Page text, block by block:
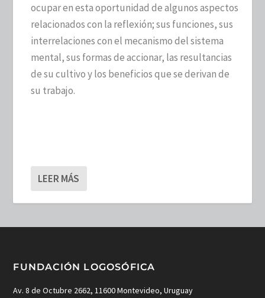
ocupar en esta oportunidad de algunos aspectos
relacionados con la reflexión; sus funciones, sus
interrelaciones con el mecanismo del sistema
mental, sus formas de accionar, las resultancias
de su cultivo y los beneficios que se derivan de
su trabajo.
LEER MÁS
FUNDACIÓN LOGOSÓFICA
Av. 8 de Octubre 2662, 11600 Montevideo, Uruguay